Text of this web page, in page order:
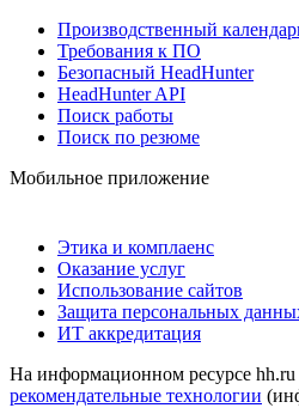
Производственный
Требования к ПО
Безопасный HeadHunter
HeadHunter API
Поиск работы
Поиск по резюме
Мобильное приложение
Этика и комплаенс
Оказание услуг
Использование сайтов
Защита персональных
ИТ аккредитация
На информационном ресурсе hh.ru
рекомендательные технологии